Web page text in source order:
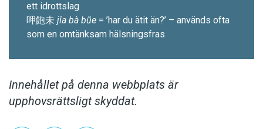
ett idrottslag
呷飽未 jîa bà bũe = ’har du ätit än?’ – används ofta
som en omtänksam hälsningsfras
Innehållet på denna webbplats är
upphovsrättsligt skyddat.